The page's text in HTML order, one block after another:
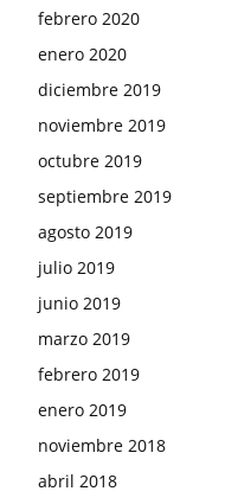
febrero 2020
enero 2020
diciembre 2019
noviembre 2019
octubre 2019
septiembre 2019
agosto 2019
julio 2019
junio 2019
marzo 2019
febrero 2019
enero 2019
noviembre 2018
abril 2018